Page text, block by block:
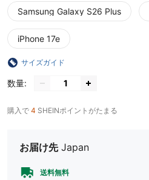
Samsung Galaxy S26 Plus
iPhone 17e
サイズガイド
数量:
購入で 4 SHEINポイントがたまる
お届け先 Japan
送料無料